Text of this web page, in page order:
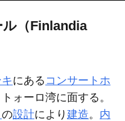
ル（Finlandia
にある コンサートホ
ォーロ湾に面する。
の設計により 建造。 内